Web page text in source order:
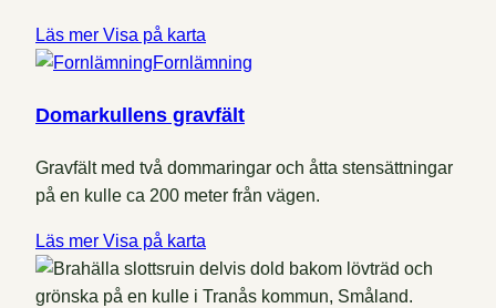
Läs mer Visa på karta
Fornlämning
Domarkullens gravfält
Gravfält med två dommaringar och åtta stensättningar
på en kulle ca 200 meter från vägen.
Läs mer Visa på karta